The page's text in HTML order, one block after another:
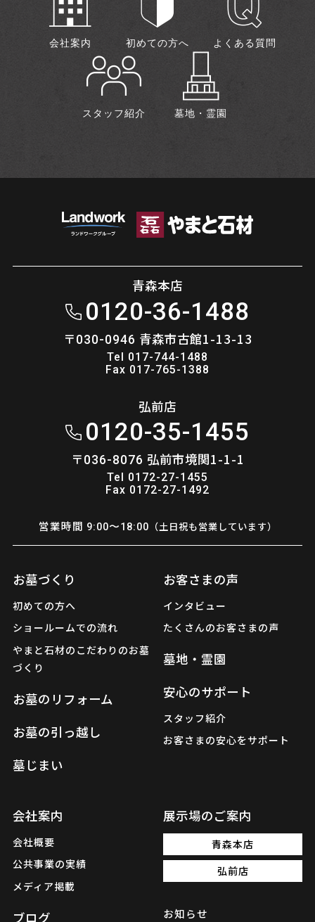
会社案内 初めての方へ よくある質問
スタッフ紹介 墓地・霊園
青森本店
0120-36-1488
〒 030-0946 青森市古館1-13-13
Tel 017-744-1488
Fax 017-765-1388
弘前店
0120-35-1455
〒 036-8076 弘前市境関1-1-1
Tel 0172-27-1455
Fax 0172-27-1492
営業時間 9:00〜18:00 （土日祝も営業しています）
お墓づくり
初めての方へ
ショールームでの流れ
やまと石材のこだわりのお墓
づくり
お墓のリフォーム
お墓の引っ越し
墓じまい
お客さまの声
インタビュー
たくさんのお客さまの声
墓地・霊園
安心のサポート
スタッフ紹介
お客さまの安心をサポート
会社案内
会社概要
公共事業の実績
メディア掲載
ブログ
展示場のご案内
青森本店
弘前店
お知らせ